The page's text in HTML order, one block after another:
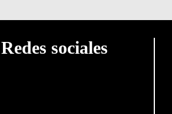
Redes sociales